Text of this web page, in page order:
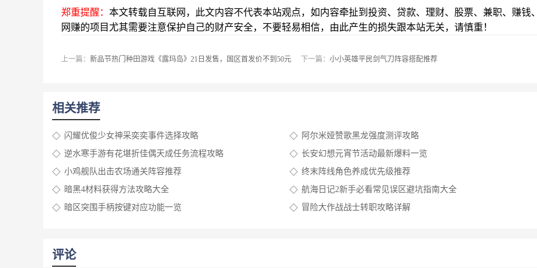
郑重提醒： 本文转载自互联网，此文内容不代表本站观点，如内容牵扯到投资、贷款、理财、股票、兼职、赚钱
网赚的项目尤其需要注意保护自己的财产安全，不要轻易相信，由此产生的损失跟本站无关，请慎重！
上一篇： 新品节热门种田游戏《露玛岛》21日发售，国区首发价不到50元 下一篇： 小小英雄平民剑气刀阵容搭配推荐
相关推荐
闪耀优俊少女神采奕奕事件选择攻略
阿尔米娅赞歌黑龙强度测评攻略
逆水寒手游有花堪折佳偶天成任务流程攻略
长安幻想元宵节活动最新爆料一览
小鸡舰队出击农场通关阵容推荐
终末阵线角色养成优先级推荐
暗黑4材料获得方法攻略大全
航海日记2新手必看常见误区避坑指南大全
暗区突围手柄按键对应功能一览
冒险大作战战士转职攻略详解
评论